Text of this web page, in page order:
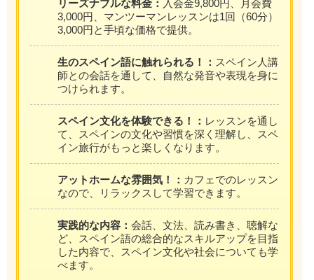
リーズナブルな料金： 入会金9,800円、月会費
3,000円、マンツーマンレッスンは1回（60分）
3,000円と手頃な価格で提供。
生のスペイン語に触れられる！： スペイン人講
師との会話を通して、自然な発音や表現を身に
つけられます。
スペイン文化を体験できる！： レッスンを通し
て、スペインの文化や習慣を深く理解し、スペ
イン旅行がもっと楽しくなります。
アットホームな雰囲気！： カフェでのレッスン
なので、リラックスして学習できます。
実践的な内容： 会話、文法、読み書き、聴解な
ど、スペイン語の総合的なスキルアップを目指
した内容で、スペイン文化や社会についても学
べます。